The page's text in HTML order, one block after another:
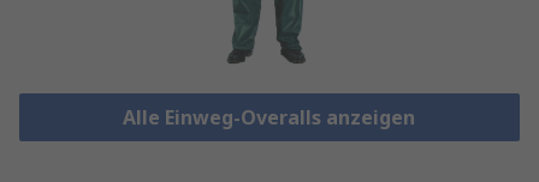
Alle Einweg-Overalls anzeigen